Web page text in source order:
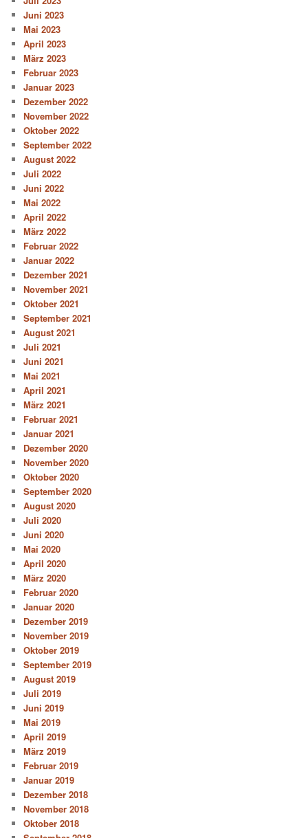
Juni 2023
Mai 2023
April 2023
März 2023
Februar 2023
Januar 2023
Dezember 2022
November 2022
Oktober 2022
September 2022
August 2022
Juli 2022
Juni 2022
Mai 2022
April 2022
März 2022
Februar 2022
Januar 2022
Dezember 2021
November 2021
Oktober 2021
September 2021
August 2021
Juli 2021
Juni 2021
Mai 2021
April 2021
März 2021
Februar 2021
Januar 2021
Dezember 2020
November 2020
Oktober 2020
September 2020
August 2020
Juli 2020
Juni 2020
Mai 2020
April 2020
März 2020
Februar 2020
Januar 2020
Dezember 2019
November 2019
Oktober 2019
September 2019
August 2019
Juli 2019
Juni 2019
Mai 2019
April 2019
März 2019
Februar 2019
Januar 2019
Dezember 2018
November 2018
Oktober 2018